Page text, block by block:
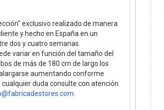
exclusivo realizado de manera
y hecho en España en un
dos y cuatro semanas.
variar en función del tamaño del
de más de 180 cm de largo los
aumentando conforme
duda consulte con atención